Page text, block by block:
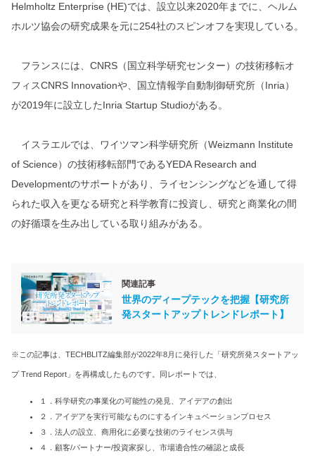
Helmholtz Enterprise (HE)では、設立以来2020年までに、ヘルム
ホルツ協会の研究成果を元に254社のスピンオフを実現している。
フランスには、CNRS（国立科学研究センター）の技術移転オ
フィスCNRS Innovationや、国立情報学自動制御研究所（Inria）
が2019年に設立したInria Startup Studioがある。
イスラエルでは、ワイツマン科学研究所（Weizmann Institute
of Science）の技術移転部門であるYEDA Research and
Developmentのサポートがあり、ライセンシングなどを通して得
られた収入を更なる研究と科学教育に投資し、研究と商業化の間
の好循環を生み出している取り組みがある。
関連記事
世界のディープテックを把握【研究所
発スタートアップトレンドレポート】
※この記事は、TECHBLITZ編集部が2022年8月に発行した「研究所発スタートアッ
プ Trend Report」を再構成したものです。同レポートでは、
１．科学研究の事業化の可能性の発見、アイデアの創出
２．アイデアを実行可能なものにするインキュベーションプロセス
３．法人の設立、商用化に必要な技術のライセンス供与
４．顧客/パートナー/投資家探し、市場適合性の確認と成長